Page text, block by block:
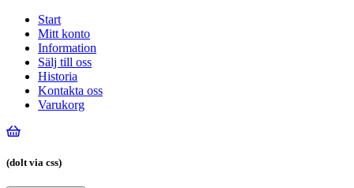
Start
Mitt konto
Information
Sälj till oss
Historia
Kontakta oss
Varukorg
(dolt via css)